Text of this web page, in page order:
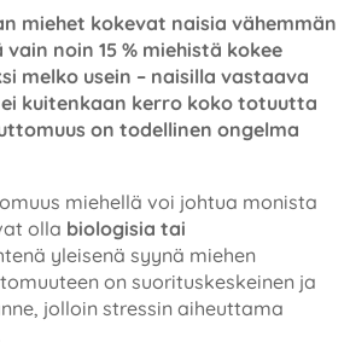
miehet kokevat naisia vähemmän
vain noin 15 % miehistä kokee
melko usein – naisilla vastaava
ei kuitenkaan kerro koko totuutta
on todellinen ongelma
miehellä voi johtua monista
olla biologisia tai
yleisenä syynä miehen
on suorituskeskeinen ja
jolloin stressin aiheuttama